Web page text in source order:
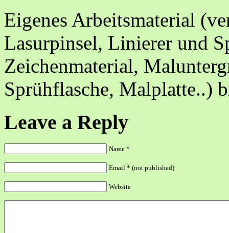
Eigenes Arbeitsmaterial
Lasurpinsel, Linierer und
Zeichenmaterial,
Sprühflasche, Malplatte..)
Leave a Reply
Name *
Email * (not published)
Website